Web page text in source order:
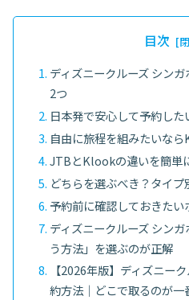
目次
ディズニークルーズ シン
2つ
日本発で安心して予約し
自由に旅程を組みたいな
JTBとKlookの違いを簡単
どちらを選ぶべき？タイプ
予約前に確認しておきたい
ディズニークルーズ シン
う方法」を選ぶのが正解
【2026年版】ディズニー
約方法｜どこで取るのが一